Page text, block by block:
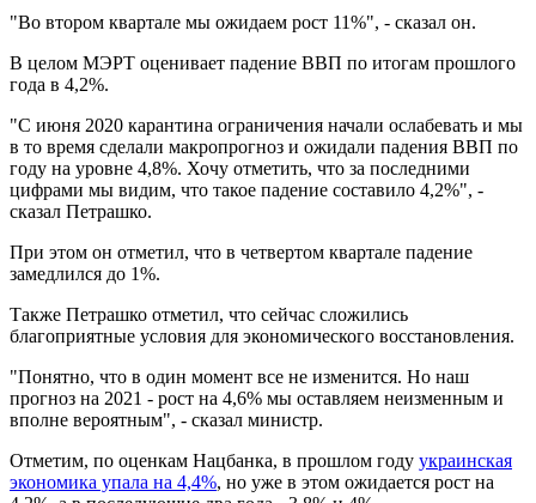
"Во втором квартале мы ожидаем рост 11%", - сказал он.
В целом МЭРТ оценивает падение ВВП по итогам прошлого
года в 4,2%.
"С июня 2020 карантина ограничения начали ослабевать и мы
в то время сделали макропрогноз и ожидали падения ВВП по
году на уровне 4,8%. Хочу отметить, что за последними
цифрами мы видим, что такое падение составило 4,2%", -
сказал Петрашко.
При этом он отметил, что в четвертом квартале падение
замедлился до 1%.
Также Петрашко отметил, что сейчас сложились
благоприятные условия для экономического восстановления.
"Понятно, что в один момент все не изменится. Но наш
прогноз на 2021 - рост на 4,6% мы оставляем неизменным и
вполне вероятным", - сказал министр.
Отметим, по оценкам Нацбанка, в прошлом году украинская
экономика упала на 4,4%, но уже в этом ожидается рост на